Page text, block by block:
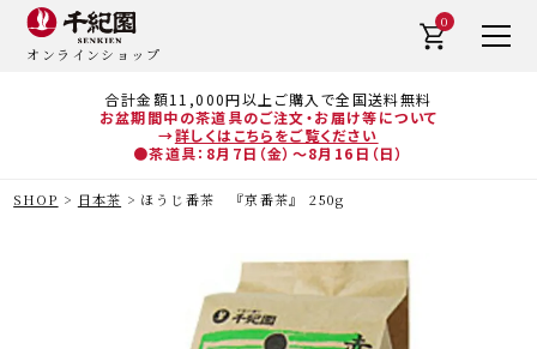
合計金額11,000円以上ご購入で全国送料無料
お盆期間中の茶道具のご注文・お届け等について
→詳しくはこちらをご覧ください
●茶道具：8月7日（金）～8月16日（日）
オンラインショップ
0
SHOP 日本茶 ほうじ番茶 『京番茶』 250g